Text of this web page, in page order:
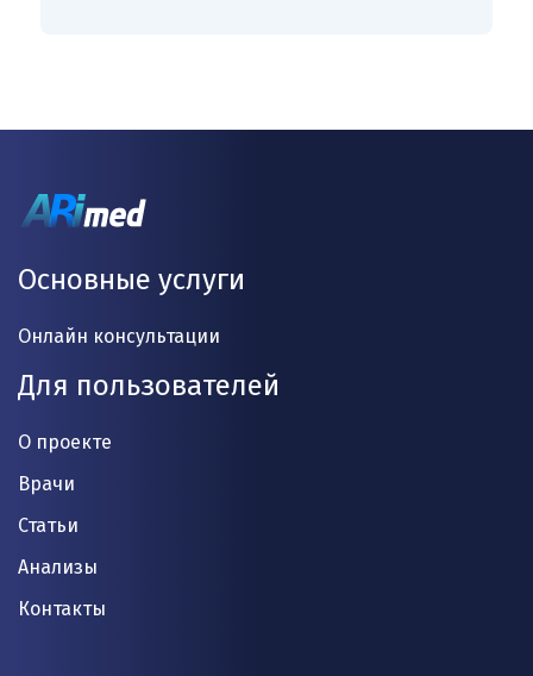
Основные услуги
Онлайн консультации
Для пользователей
О проекте
Врачи
Статьи
Анализы
Контакты